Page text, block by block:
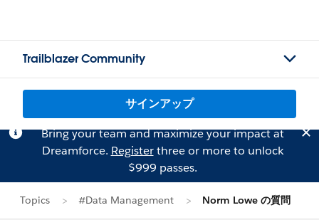
Trailblazer Community
サインアップ
Bring your team and maximize your impact at
Dreamforce. Registerthree or more to unlock
$999 passes.
Topics #Data Management Norm Lowe の質問